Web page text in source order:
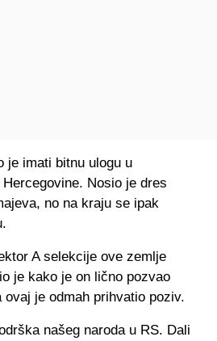
je imati bitnu ulogu u
Nosio je dres
no na kraju se ipak
A selekcije ove zemlje
je kako je on lično pozvao
je odmah prihvatio poziv.
našeg naroda u RS. Dali